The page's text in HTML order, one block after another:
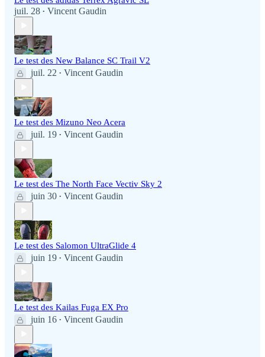
juil. 28 • Vincent Gaudin
Le test des New Balance SC Trail V2
juil. 22 • Vincent Gaudin
Le test des Mizuno Neo Acera
juil. 19 • Vincent Gaudin
Le test des The North Face Vectiv Sky 2
juin 30 • Vincent Gaudin
Le test des Salomon UltraGlide 4
juin 19 • Vincent Gaudin
Le test des Kailas Fuga EX Pro
juin 16 • Vincent Gaudin